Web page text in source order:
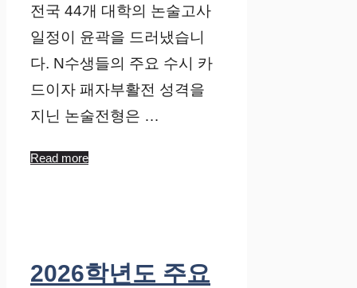
전국 44개 대학의 논술고사
일정이 윤곽을 드러냈습니
다. N수생들의 주요 수시 카
드이자 패자부활전 성격을
지닌 논술전형은 …
Read more
2026학년도 주요